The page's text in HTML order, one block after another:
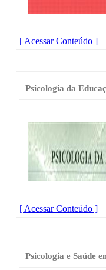
[ Acessar Conteúdo ]
Psicologia da
[ Acessar Conteúdo ]
Psicologia e Saúde